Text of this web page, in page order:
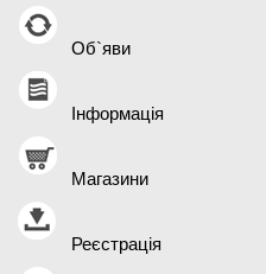
Об`яви
Інформація
Магазини
Реєстрація